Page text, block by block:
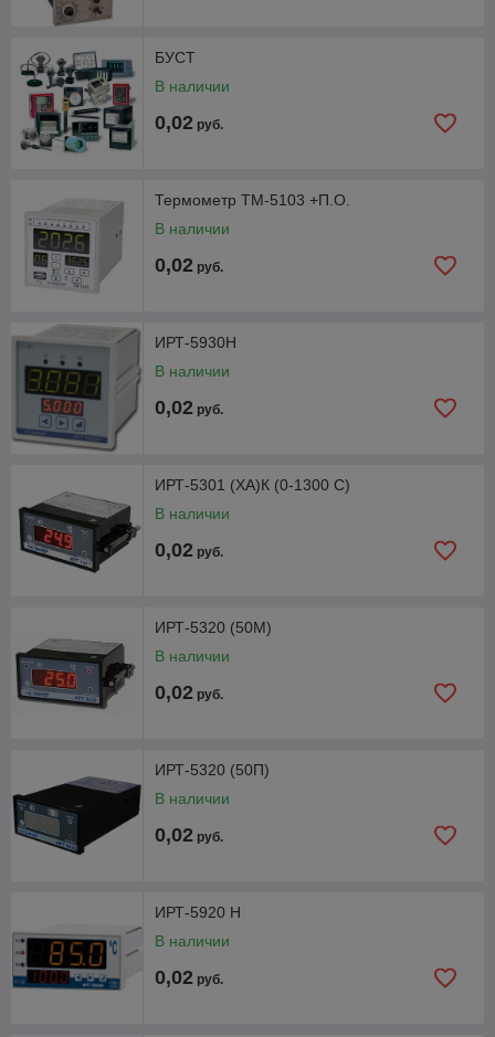
БУСТ
В наличии
0,02 руб.
Термометр ТМ-5103 +П.О.
В наличии
0,02 руб.
ИРТ-5930Н
В наличии
0,02 руб.
ИРТ-5301 (ХА)К (0-1300 С)
В наличии
0,02 руб.
ИРТ-5320 (50М)
В наличии
0,02 руб.
ИРТ-5320 (50П)
В наличии
0,02 руб.
ИРТ-5920 Н
В наличии
0,02 руб.